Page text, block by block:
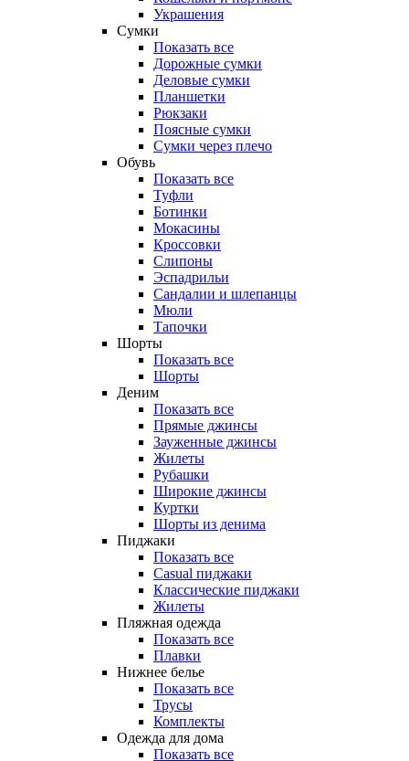
Украшения
Сумки
Показать все
Дорожные сумки
Деловые сумки
Планшетки
Рюкзаки
Поясные сумки
Сумки через плечо
Обувь
Показать все
Туфли
Ботинки
Мокасины
Кроссовки
Слипоны
Эспадрильи
Сандалии и шлепанцы
Мюли
Тапочки
Шорты
Показать все
Шорты
Деним
Показать все
Прямые джинсы
Зауженные джинсы
Жилеты
Рубашки
Широкие джинсы
Куртки
Шорты из денима
Пиджаки
Показать все
Casual пиджаки
Классические пиджаки
Жилеты
Пляжная одежда
Показать все
Плавки
Нижнее белье
Показать все
Трусы
Комплекты
Одежда для дома
Показать все